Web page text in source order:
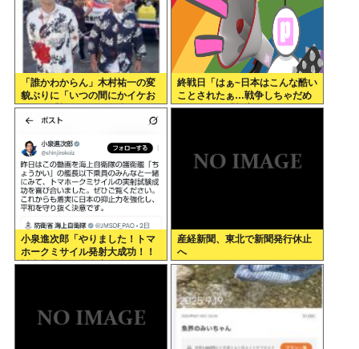
「誰かわからん」木村祐一の変
貌ぶりに「いつの間にかイケお
じに」「松ちゃんより痩せてな
い？」「渋く」
終戦日「はぁ~日本はこんな酷い
ことされたぁ…戦争しちゃだめ
ぇ…」ワイ「加害にも触れた
小泉進次郎「やりました！トマ
ホークミサイル発射大成功！！
対中朝露への防衛力を強化して
産経新聞、東北で新聞発行休止
へ